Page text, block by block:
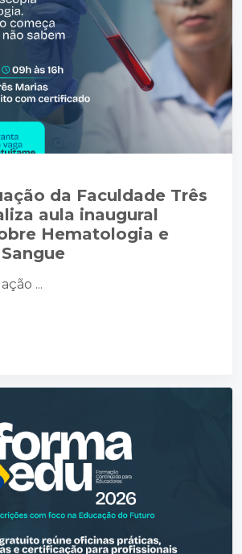
da Faculdade Três
aula inaugural
Hematologia e
...